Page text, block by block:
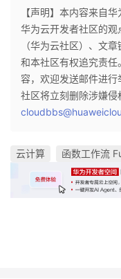
【声明】本内容来自
华为云开发者社区的
（华为云社区）、文
和本社区有权追究责
容，欢迎发送邮件进
社区将立刻删除涉嫌侵
云计算 函数工作流